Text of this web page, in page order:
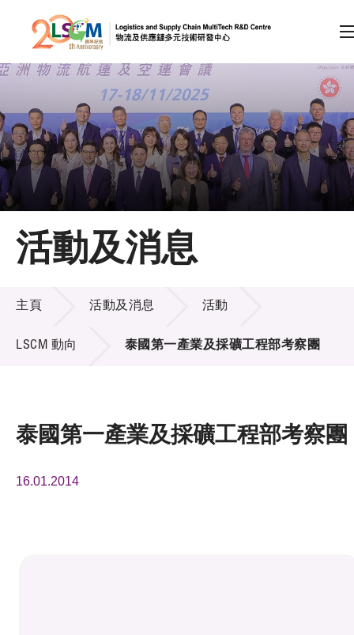
跳到內容（按回車鍵）
會員登入
A A EN 繁 简
主頁
關於LSCM
技術商品化
項目及資助計劃
活動及消息
活動及消息
活動及消息
主頁 活動及消息 活動
LSCM 動向 泰國第一產業及採礦工程部考察團
泰國第一產業及採礦工程部考察團
16.01.2014